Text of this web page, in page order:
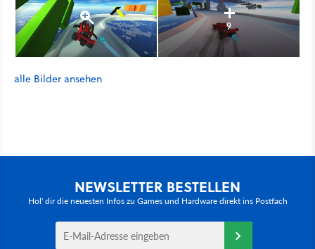
9
alle Bilder ansehen
NEWSLETTER BESTELLEN
Hol' dir die neuesten Infos zu Games und Hardware direkt ins Postfach